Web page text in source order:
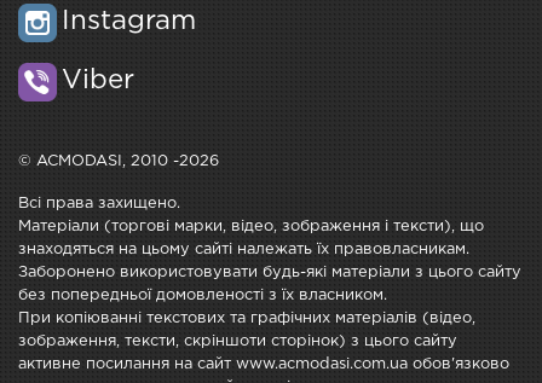
Instagram
Viber
© ACMODASI, 2010 -2026
Всі права захищено.
Матеріали (торгові марки, відео, зображення і тексти), що
знаходяться на цьому сайті належать їх правовласникам.
Заборонено використовувати будь-які матеріали з цього сайту
без попередньої домовленості з їх власником.
При копіюванні текстових та графічних матеріалів (відео,
зображення, тексти, скріншоти сторінок) з цього сайту
активне посилання на сайт www.acmodasi.com.ua обов'язково